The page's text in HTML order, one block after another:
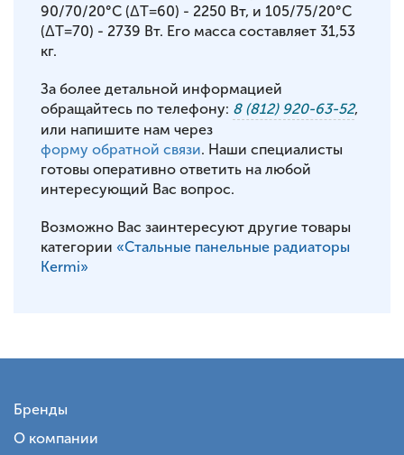
90/70/20°С (ΔT=60) - 2250 Вт, и 105/75/20°С
(ΔT=70) - 2739 Вт. Его масса составляет 31,53
кг.
За более детальной информацией
обращайтесь по телефону: 8 (812) 920-63-52,
или напишите нам через
форму обратной связи. Наши специалисты
готовы оперативно ответить на любой
интересующий Вас вопрос.
Возможно Вас заинтересуют другие товары
категории «Стальные панельные радиаторы
Kermi»
Бренды
О компании